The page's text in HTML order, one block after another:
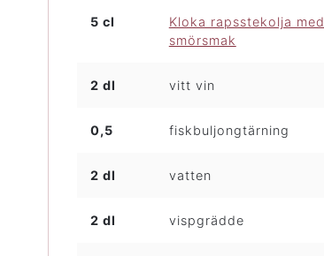
5 cl
Kloka rapsstekolja med
smörsmak
2 dl vitt vin
0,5 fiskbuljongtärning
2 dl vatten
2 dl vispgrädde